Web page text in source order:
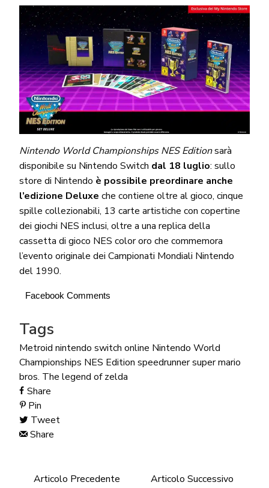
Nintendo World Championships NES Editionsarà
disponibile su Nintendo Switch dal 18 luglio: sullo
store di Nintendo è possibile preordinare anche
l’edizione Deluxe che contiene oltre al gioco, cinque
spille collezionabili, 13 carte artistiche con copertine
dei giochi NES inclusi, oltre a una replica della
cassetta di gioco NES color oro che commemora
l’evento originale dei Campionati Mondiali Nintendo
del 1990.
Facebook Comments
Tags
Metroid nintendo switch online Nintendo World
Championships NES Edition speedrunnersuper mario
bros. The legend of zelda
Share
Pin
Tweet
Share
Articolo Precedente
Articolo Successivo